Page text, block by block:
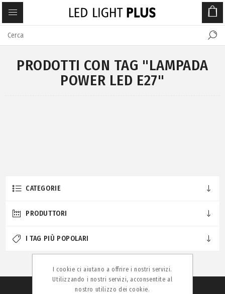
PRODOTTI CON TAG "LAMPADA
POWER LED E27"
CATEGORIE
PRODUTTORI
I TAG PIÙ POPOLARI
I cookie ci aiutano a offrire i nostri servizi.
Utilizzando i nostri servizi, acconsentite al
nostro utilizzo dei cookie.